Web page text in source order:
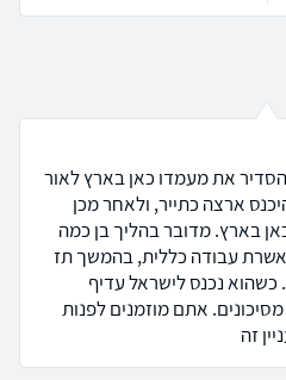
את מעמדו כאן בארץ לאור
ארצה כתייר, ולאחר מכן
בארץ. מדובר בהליך בן כמה
עבודה כללית, בהמשך תז
נכנס לישראל עדיף
אתם מוזמנים לפנות
זה